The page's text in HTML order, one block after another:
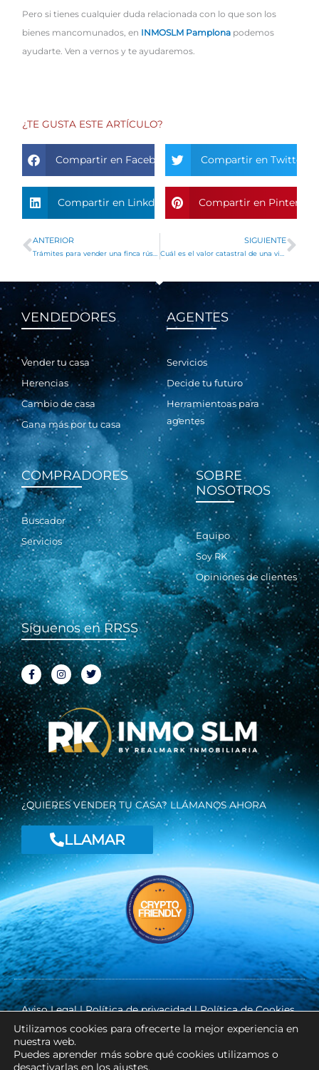
Pero si tienes cualquier duda relacionada con lo que son los
bienes mancomunados, en INMOSLM Pamplona podemos
ayudarte. Ven a vernos y te ayudaremos.
¿TE GUSTA ESTE ARTÍCULO?
Compartir en Facebook Compartir en Twitter
Compartir en Linkdin Compartir en Pinterest
Ant
ANTERIOR SIGUIENTE
VENDEDORES
Vender tu casa
Herencias
Cambio de casa
Gana más por tu casa
AGENTES
Servicios
Decide tu futuro
Herramientoas para
agentes
COMPRADORES
Buscador
Servicios
SOBRE
NOSOTROS
Equipo
Soy RK
Opiniones de clientes
Síguenos en RRSS
F
a
c
e
b
o
o
k
-
I
n
s
t
a
g
r
a
m
T
w
i
t
t
r
¿QUIERES VENDER TU CASA? LLÁMANOS AHORA
LLAMAR
Aviso Legal|Política de privacidad|Política de Cookies
Copyright ©RK INMOSLM
Utilizamos cookies para ofrecerte la mejor experiencia en
nuestra web.
Puedes aprender más sobre qué cookies utilizamos o
desactivarlas en los ajustes.